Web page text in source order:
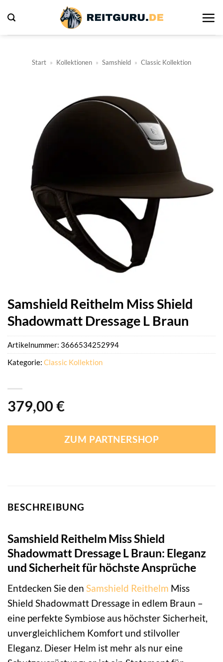
Inhalt
springen
Start » Kollektionen » Samshield » Classic Kollektion
Samshield Reithelm Miss Shield
Shadowmatt Dressage L Braun
379,00 €
ZUM PARTNERSHOP
Artikelnummer: 3666534252994
Kategorie: Classic Kollektion
BESCHREIBUNG
Samshield Reithelm Miss Shield
Shadowmatt Dressage L Braun: Eleganz
und Sicherheit für höchste Ansprüche
Entdecken Sie den Samshield Reithelm Miss
Shield Shadowmatt Dressage in edlem Braun –
eine perfekte Symbiose aus höchster Sicherheit,
unvergleichlichem Komfort und stilvoller
Eleganz. Dieser Helm ist mehr als nur eine